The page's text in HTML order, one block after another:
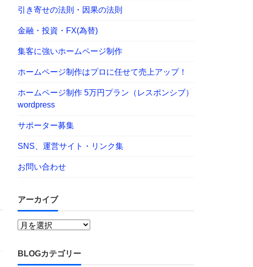
引き寄せの法則・因果の法則
金融・投資・FX(為替)
集客に強いホームページ制作
ホームページ制作はプロに任せて売上アップ！
ホームページ制作 5万円プラン（レスポンシブ）
wordpress
サポーター募集
SNS、運営サイト・リンク集
お問い合わせ
アーカイブ
BLOGカテゴリー